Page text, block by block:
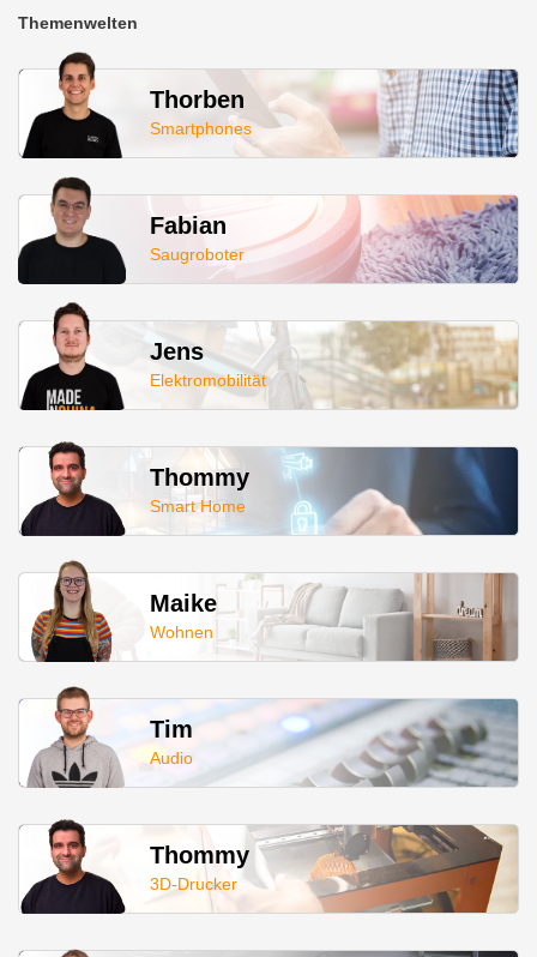
Themenwelten
Thorben
Smartphones
Fabian
Saugroboter
Jens
Elektromobilität
Thommy
Smart Home
Maike
Wohnen
Tim
Audio
Thommy
3D-Drucker